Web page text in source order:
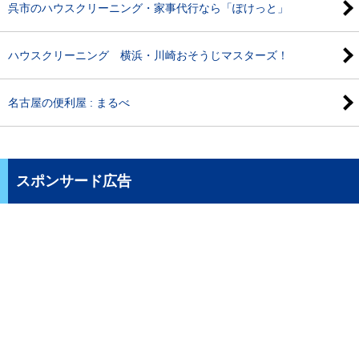
呉市のハウスクリーニング・家事代行なら「ぽけっと」
ハウスクリーニング 横浜・川崎おそうじマスターズ！
名古屋の便利屋 : まるべ
スポンサード広告